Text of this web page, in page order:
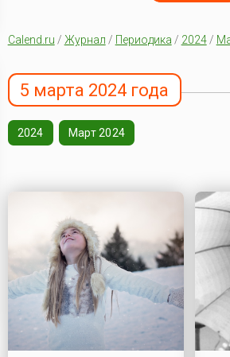
Calend.ru / Журнал / Периодика / 2024/
5 марта 2024 года
2024 Март 2024